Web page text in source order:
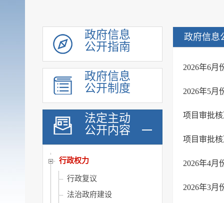
政府信息
公开指南
政府信息
公开制度
法定主动
公开内容
规划计划
会议公开
统计信息
价格与收费
建议提案办理
重大行政决策公开
政府采购
行政权力
行政复议
法治政府建设
政府信息
2026年6月
2026年5月
项目审批
项目审批
2026年4月
2026年3月